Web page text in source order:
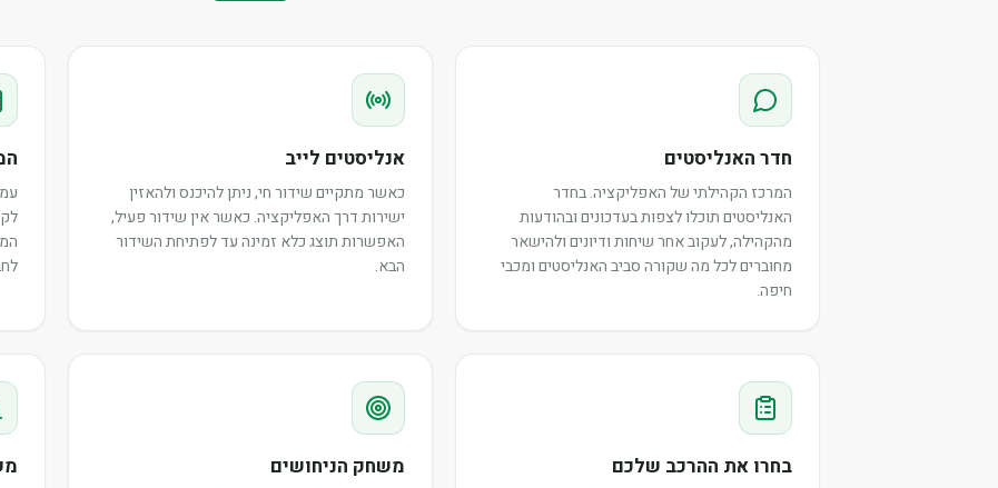
חדר האנליסטים
המרכז הקהילתי של האפליקציה. בחדר
האנליסטים תוכלו לצפות בעדכונים ובהודעות
מהקהילה, לעקוב אחר שיחות ודיונים ולהישאר
מחוברים לכל מה שקורה סביב האנליסטים ומכבי
חיפה.
אנליסטים לייב
כאשר מתקיים שידור חי, ניתן להיכנס ולהאזין
ישירות דרך האפליקציה. כאשר אין שידור פעיל,
האפשרות תוצג כלא זמינה עד לפתיחת השידור
הבא.
בחרו את ההרכב שלכם משחק הניחושים